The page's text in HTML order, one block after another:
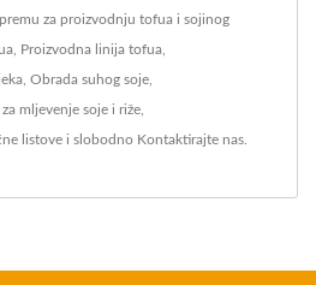
za proizvodnju tofua i sojinog
, Proizvodna linija tofua,
, Obrada suhog soje,
mljevenje soje i riže,
listove i slobodno Kontaktirajte nas.